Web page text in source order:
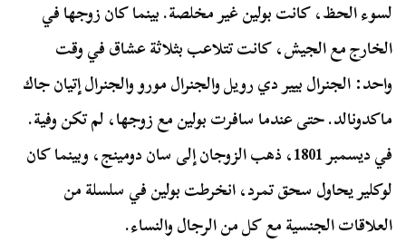
لسوء الحظ، كانت بولين غير مخلصة. بينما كان زوجها في
الخارج مع الجيش، كانت تتلاعب بثلاثة عشاق في وقت
واحد: الجنرال بيير دي رويل والجنرال مورو والجنرال إتيان جاك
ماكدونالد. حتى عندما سافرت بولين مع زوجها، لم تكن وفية.
في ديسمبر 1801، ذهب الزوجان إلى سان دومينج، وبينما كان
لوكلير يحاول سحق تمرد، انخرطت بولين في سلسلة من
العلاقات الجنسية مع كل من الرجال والنساء.